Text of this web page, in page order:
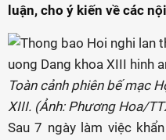
luận, cho ý kiến về các
Toàn cảnh phiên bế mạc
XIII. (Ảnh: Phương Hoa/
Sau 7 ngày làm việc